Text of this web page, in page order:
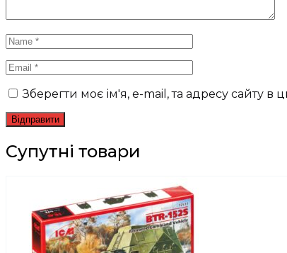
Зберегти моє ім'я, e-mail, та адресу сайту в
Супутні товари